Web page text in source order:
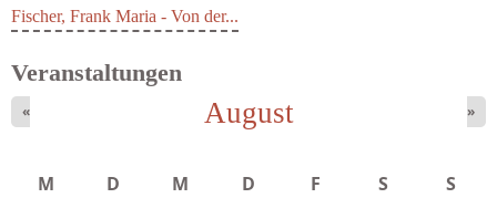
Fischer, Frank Maria - Von der...
Veranstaltungen
August
« »
M D M D F S
S